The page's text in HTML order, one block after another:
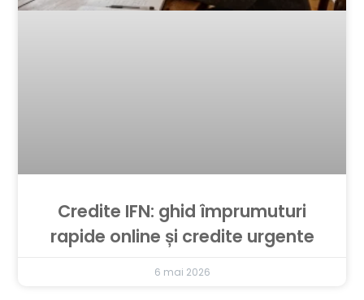
Credite IFN: ghid împrumuturi
rapide online și credite urgente
6 mai 2026